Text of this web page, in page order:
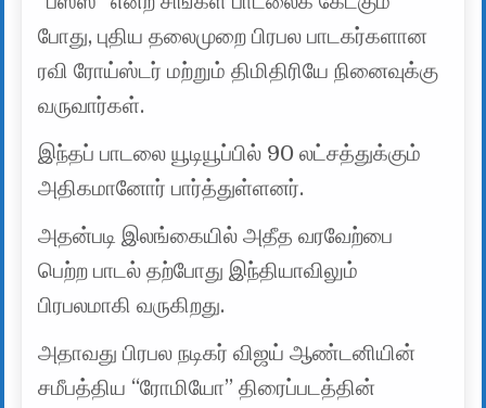
போது, ​​புதிய தலைமுறை பிரபல பாடகர்களான
ரவி ரோய்ஸ்டர் மற்றும் திமிதிரியே நினைவுக்கு
வருவார்கள்.
இந்தப் பாடலை யூடியூப்பில் 90 லட்சத்துக்கும்
அதிகமானோர் பார்த்துள்ளனர்.
அதன்படி இலங்கையில் அதீத வரவேற்பை
பெற்ற பாடல் தற்போது இந்தியாவிலும்
பிரபலமாகி வருகிறது.
அதாவது பிரபல நடிகர் விஜய் ஆண்டனியின்
சமீபத்திய “ரோமியோ” திரைப்படத்தின்